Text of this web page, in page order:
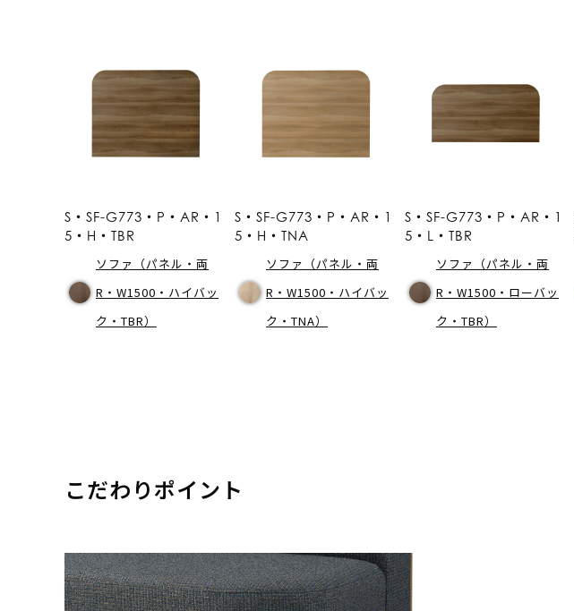
S・SF-G773・P・AR・1
5・H・TBR
ソファ（パネル・両
R・W1500・ハイバッ
ク・TBR）
S・SF-G773・P・AR・1
5・H・TNA
ソファ（パネル・両
R・W1500・ハイバッ
ク・TNA）
S・SF-G773・P・AR・1
5・L・TBR
ソファ（パネル・両
R・W1500・ローバッ
ク・TBR）
こだわりポイント